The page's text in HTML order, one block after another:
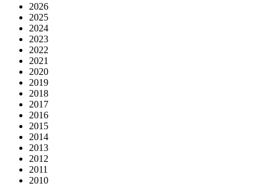
2026
2025
2024
2023
2022
2021
2020
2019
2018
2017
2016
2015
2014
2013
2012
2011
2010